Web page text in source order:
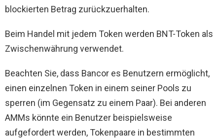
blockierten Betrag zurückzuerhalten.
Beim Handel mit jedem Token werden BNT-Token als
Zwischenwährung verwendet.
Beachten Sie, dass Bancor es Benutzern ermöglicht,
einen einzelnen Token in einem seiner Pools zu
sperren (im Gegensatz zu einem Paar). Bei anderen
AMMs könnte ein Benutzer beispielsweise
aufgefordert werden, Tokenpaare in bestimmten